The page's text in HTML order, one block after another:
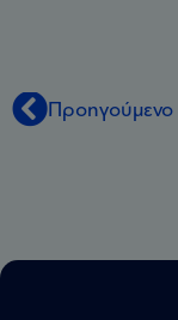
Προηγούμενο